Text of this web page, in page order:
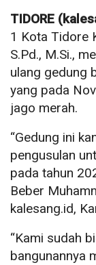
TIDORE
1 Kota Tidore
S.Pd., M.Si.,
ulang gedung
yang pada
jago merah.
“Gedung ini
pengusulan
pada tahun
Beber
kalesang.id,
“Kami sudah
bangunannya